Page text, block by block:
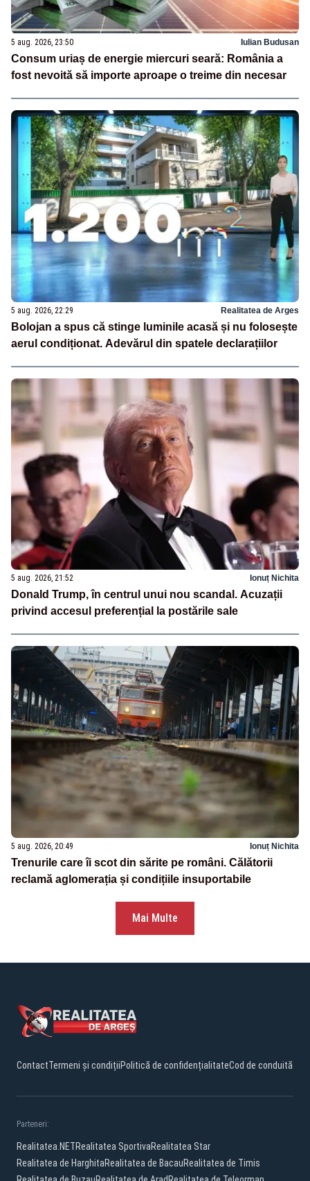
5 aug. 2026, 23:50 Iulian Budusan
Consum uriaș de energie miercuri seară: România a
fost nevoită să importe aproape o treime din necesar
5 aug. 2026, 22:29 Realitatea de Arges
Bolojan a spus că stinge luminile acasă și nu folosește
aerul condiționat. Adevărul din spatele declarațiilor
5 aug. 2026, 21:52 Ionuț Nichita
Donald Trump, în centrul unui nou scandal. Acuzații
privind accesul preferențial la postările sale
5 aug. 2026, 20:49 Ionuț Nichita
Trenurile care îi scot din sărite pe români. Călătorii
reclamă aglomerația și condițiile insuportabile
Mai Multe
ContactTermeni și condițiiPolitică de confidențialitateCod de conduită
Parteneri:
Realitatea.NETRealitatea SportivaRealitatea Star
Realitatea de HarghitaRealitatea de BacauRealitatea de Timis